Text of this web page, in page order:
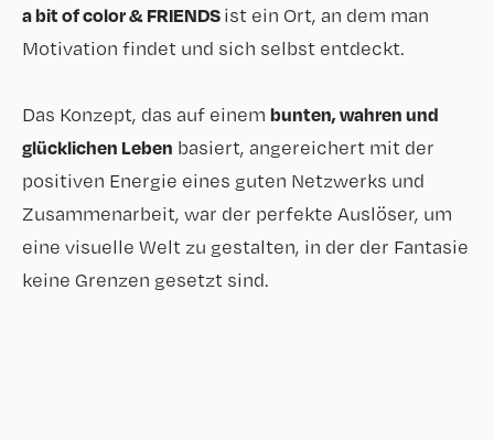
a bit of color & FRIENDSist ein Ort, an dem man
Motivation findet und sich selbst entdeckt.
Das Konzept, das auf einem bunten, wahren und
glücklichen Leben basiert, angereichert mit der
positiven Energie eines guten Netzwerks und
Zusammenarbeit, war der perfekte Auslöser, um
eine visuelle Welt zu gestalten, in der der Fantasie
keine Grenzen gesetzt sind.